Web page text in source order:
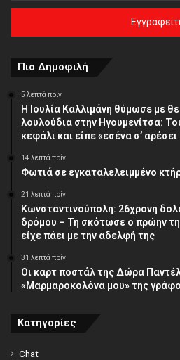
ηλεκτρονική
διεύθυνση
Πιο Δημοφιλή
5 λεπτά πρίν
Η Ιουλία Καλλιμάνη θύμωσε με
λουλούδια στην Ηγουμενίτσα:
κεφάλι και είπε «εσένα σ’
14 λεπτά πρίν
Φωτιά σε εγκαταλελειμμένο
21 λεπτά πρίν
Κωνσταντινούπολη: 26χρονη
δρόμου – Τη σκότωσε ο πρώην
είχε πάει με την αδελφή της
31 λεπτά πρίν
Οι καρτ ποστάλ της Δώρα
«Μαρμαροκολόνα μου» της
Κατηγορίες
Chat